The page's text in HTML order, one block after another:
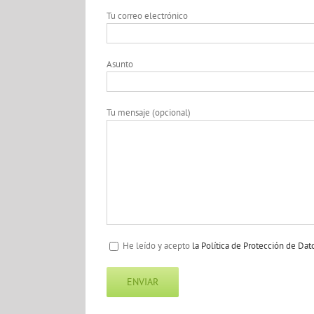
Tu correo electrónico
Asunto
Tu mensaje (opcional)
He leído y acepto la Política de Protección de